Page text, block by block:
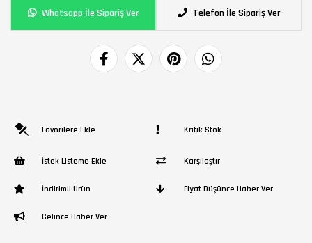
Whatsapp İle Sipariş Ver Telefon İle Sipariş Ver
Favorilere Ekle Kritik Stok
İstek Listeme Ekle Karşılaştır
İndirimli Ürün Fiyat Düşünce Haber Ver
Gelince Haber Ver